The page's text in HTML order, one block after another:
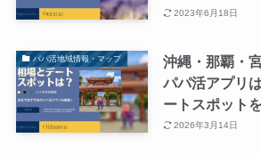
2023年6月18日
パパ活地域情報・マップ
沖縄・那覇・
パパ活アプリ
ートスポット
2026年3月14日